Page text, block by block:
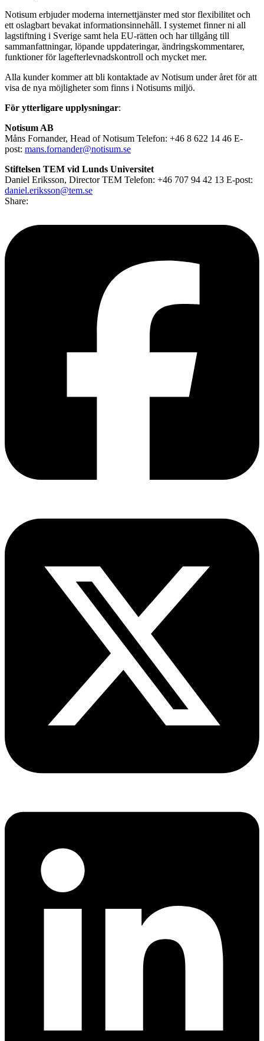
Notisum erbjuder moderna internettjänster med stor flexibilitet och
ett oslagbart bevakat informationsinnehåll. I systemet finner ni all
lagstiftning i Sverige samt hela EU-rätten och har tillgång till
sammanfattningar, löpande uppdateringar, ändringskommentarer,
funktioner för lagefterlevnadskontroll och mycket mer.
Alla kunder kommer att bli kontaktade av Notisum under året för att
visa de nya möjligheter som finns i Notisums miljö.
För ytterligare upplysningar:
Notisum AB
Måns Fornander, Head of Notisum Telefon: +46 8 622 14 46 E-
post: mans.fornander@notisum.se
Stiftelsen TEM vid Lunds Universitet
Daniel Eriksson, Director TEM Telefon: +46 707 94 42 13 E-post:
daniel.eriksson@tem.se
Share: